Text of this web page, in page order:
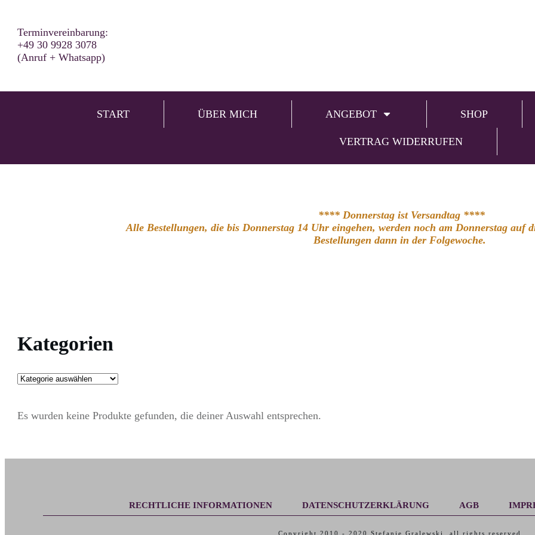
Terminvereinbarung:
+49 30 9928 3078
(Anruf + Whatsapp)
START ÜBER MICH ANGEBOT SHOP
VERTRAG WIDERRUFEN
**** Donnerstag ist Versandtag ****
Alle Bestellungen, die bis Donnerstag 14 Uhr eingehen, werden noch am Donnerstag auf
Bestellungen dann in der Folgewoche.
Kategorien
Es wurden keine Produkte gefunden, die deiner Auswahl entsprechen.
RECHTLICHE INFORMATIONEN DATENSCHUTZERKLÄRUNG AGB
Copyright 2010 - 2020 Stefanie Gralewski , all rights reserved.